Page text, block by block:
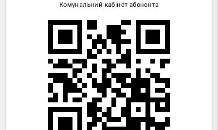
Комунальний кабінет абонента